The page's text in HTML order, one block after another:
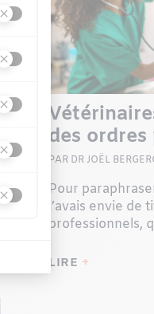
des
Québec?
PAR DR JOËL
Pour
j’avais envie de
professionnels,
LIRE